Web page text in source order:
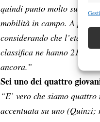
quindi punto molto su
mobilità in campo. A
considerando che l’età
classifica ne hanno 21
ancora.”
Sei uno dei quattro
“E’ vero che siamo
accentuata su uno (Quinzi;